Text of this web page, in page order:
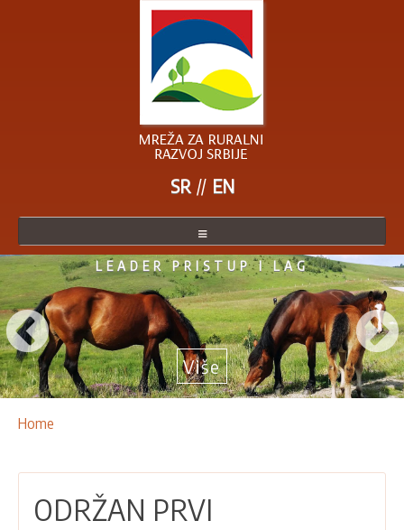
O MREŽI
ČLANICE MREŽE
POSTANITE ČLANICA
AKTUELNO
NAŠE AKTIVNOSTI
EU INTEGRACIJA
SR EN
LEADER PRISTUP I LAG
Više
Breadcrumbs
You
Home
ODRŽAN PRVI